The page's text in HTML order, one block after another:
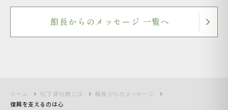
館長からのメッセージ 一覧へ
ホーム 松下資料館とは
館長からのメッセージ
復興を支えるのは心